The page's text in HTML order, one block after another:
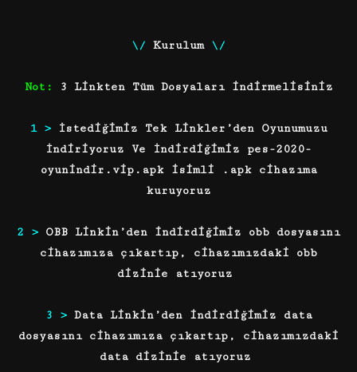
\/ Kurulum \/
Not: 3 Linkten Tüm Dosyaları indirmelisiniz
1 >
İstediğimiz Tek Linkler’den Oyunumuzu
İndiriyoruz Ve İndirdiğimiz pes-2020-
oyunindir.vip.apk isimli .apk cihazıma
kuruyoruz
2 > OBB Linkin’den indirdiğimiz obb dosyasını
cihazımıza çıkartıp, cihazımızdaki obb
dizinie atıyoruz
3 > Data Linkin’den indirdiğimiz data
dosyasını cihazımıza çıkartıp, cihazımızdaki
data dizinie atıyoruz